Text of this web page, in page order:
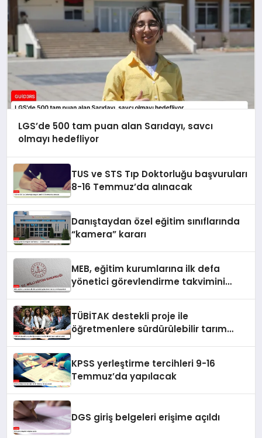
LGS’de 500 tam puan alan Sarıdayı, savcı
olmayı hedefliyor
TUS ve STS Tıp Doktorluğu başvuruları
8-16 Temmuz’da alınacak
Danıştaydan özel eğitim sınıflarında
“kamera” kararı
MEB, eğitim kurumlarına ilk defa
yönetici görevlendirme takvimini
TÜBİTAK destekli proje ile
öğretmenlere sürdürülebilir tarım
KPSS yerleştirme tercihleri 9-16
Temmuz’da yapılacak
DGS giriş belgeleri erişime açıldı